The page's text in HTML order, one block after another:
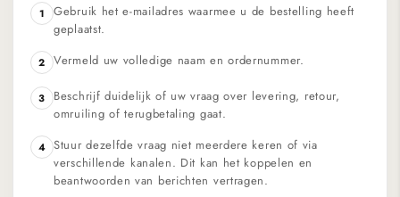
1
Gebruik het e-mailadres waarmee u de bestelling heeft
geplaatst.
2 Vermeld uw volledige naam en ordernummer.
3
Beschrijf duidelijk of uw vraag over levering, retour,
omruiling of terugbetaling gaat.
4 Stuur dezelfde vraag niet meerdere keren of via
verschillende kanalen. Dit kan het koppelen en
beantwoorden van berichten vertragen.